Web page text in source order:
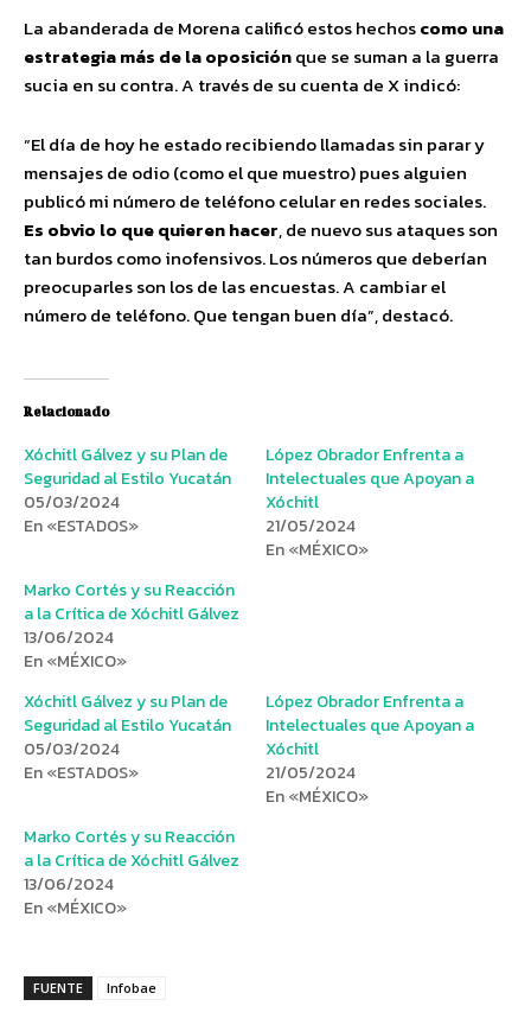
La abanderada de Morena calificó estos hechoscomo una
estrategia más de la oposiciónque se suman a la guerra
sucia en su contra. A través de su cuenta de X indicó:
“El día de hoy he estado recibiendo llamadas sin parar y
mensajes de odio (como el que muestro) pues alguien
publicó mi número de teléfono celular en redes sociales.
Es obvio lo que quieren hacer, de nuevo sus ataques son
tan burdos como inofensivos. Los números que deberían
preocuparles son los de las encuestas. A cambiar el
número de teléfono. Que tengan buen día”, destacó.
Relacionado
Xóchitl Gálvez y su Plan de
Seguridad al Estilo Yucatán
05/03/2024
En «ESTADOS»
López Obrador Enfrenta a
Intelectuales que Apoyan a
Xóchitl
21/05/2024
En «MÉXICO»
Marko Cortés y su Reacción
a la Crítica de Xóchitl Gálvez
13/06/2024
En «MÉXICO»
Xóchitl Gálvez y su Plan de
Seguridad al Estilo Yucatán
05/03/2024
En «ESTADOS»
López Obrador Enfrenta a
Intelectuales que Apoyan a
Xóchitl
21/05/2024
En «MÉXICO»
Marko Cortés y su Reacción
a la Crítica de Xóchitl Gálvez
13/06/2024
En «MÉXICO»
FUENTE Infobae